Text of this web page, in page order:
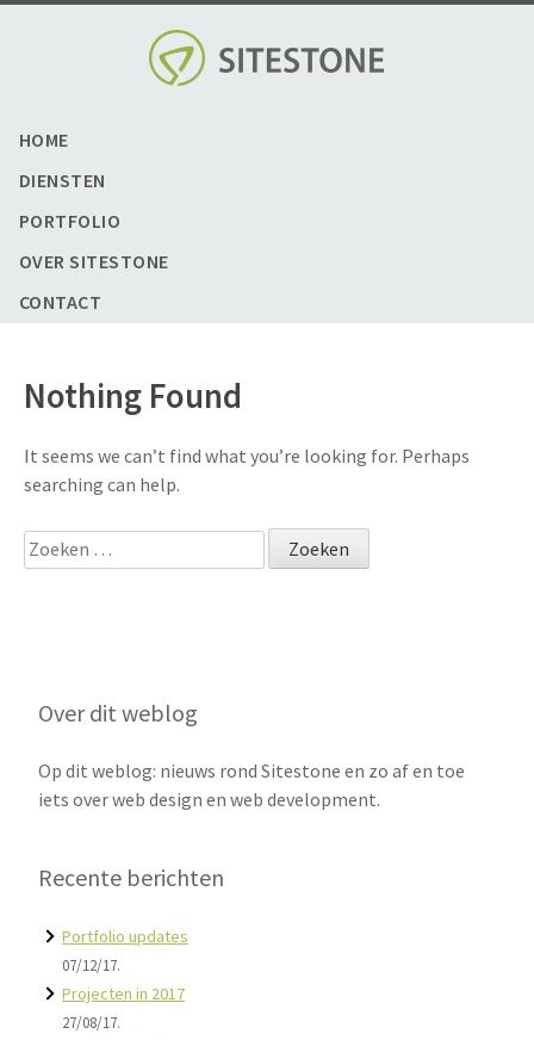
HOME
DIENSTEN
PORTFOLIO
OVER SITESTONE
CONTACT
Nothing Found
It seems we can’t find what you’re looking for. Perhaps
searching can help.
Zoeken
naar:
Over dit weblog
Op dit weblog: nieuws rond Sitestone en zo af en toe
iets over web design en web development.
Recente berichten
Portfolio updates
07/12/17.
Projecten in 2017
27/08/17.